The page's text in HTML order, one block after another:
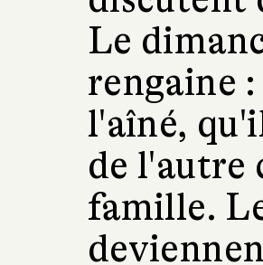
Le
rengaine
l'aîné,
de l'autre
famille.